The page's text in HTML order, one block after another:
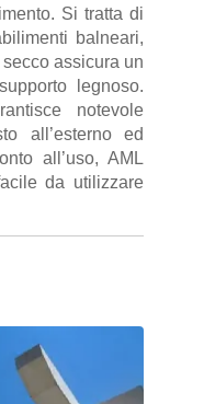
Si tratta di
balneari,
assicura un
legnoso.
notevole
all’esterno ed
all’uso, AML
da utilizzare